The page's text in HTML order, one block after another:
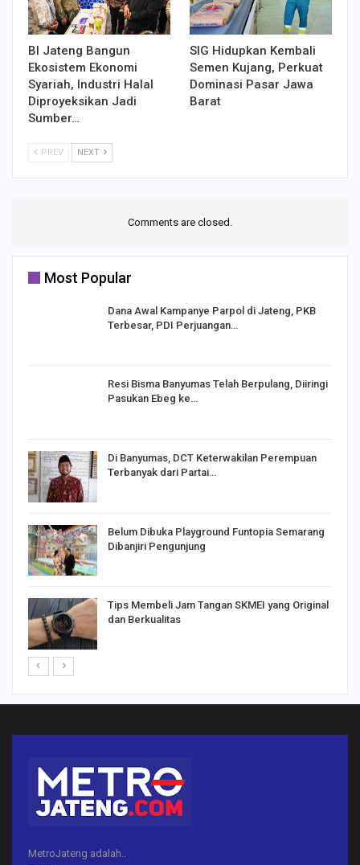
BI Jateng Bangun
Ekosistem Ekonomi
Syariah, Industri Halal
Diproyeksikan Jadi
Sumber…
SIG Hidupkan Kembali
Semen Kujang, Perkuat
Dominasi Pasar Jawa
Barat
PREV NEXT
Comments are closed.
Most Popular
Dana Awal Kampanye Parpol di Jateng, PKB
Terbesar, PDI Perjuangan…
Resi Bisma Banyumas Telah Berpulang, Diiringi
Pasukan Ebeg ke…
Di Banyumas, DCT Keterwakilan Perempuan
Terbanyak dari Partai…
Belum Dibuka Playground Funtopia Semarang
Dibanjiri Pengunjung
Tips Membeli Jam Tangan SKMEI yang Original
dan Berkualitas
MetroJateng adalah..